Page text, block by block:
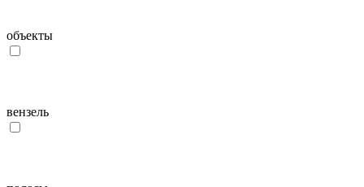
объекты
вензель